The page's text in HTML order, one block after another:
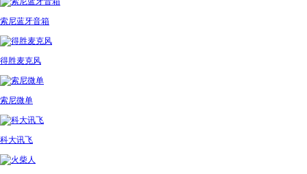
索尼蓝牙音箱
得胜麦克风
索尼微单
科大讯飞